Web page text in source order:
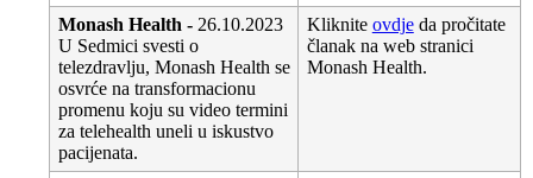
Monash Health - 26.10.2023
U Sedmici svesti o
telezdravlju, Monash Health se
osvrće na transformacionu
promenu koju su video termini
za telehealth uneli u iskustvo
pacijenata.
Kliknite ovdje da pročitate
članak na web stranici
Monash Health.